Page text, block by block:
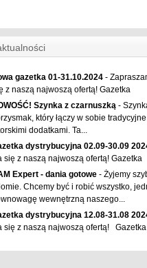
gazetka 01-31.10.2024 -
z naszą najwoszą ofertą! Gazetka
Szynka z czarnuszką -
który łączy w sobie
dodatkami. Ta...
dystrybucyjna 02.09-30.09
się z naszą najwoszą ofertą! Gazetka
Expert - dania gotowe - Żyjemy
Chcemy być i robić wszystko,
wewnętrzną naszego...
dystrybucyjna 12.08-31.08
się z naszą najwoszą ofertą! Gazetka